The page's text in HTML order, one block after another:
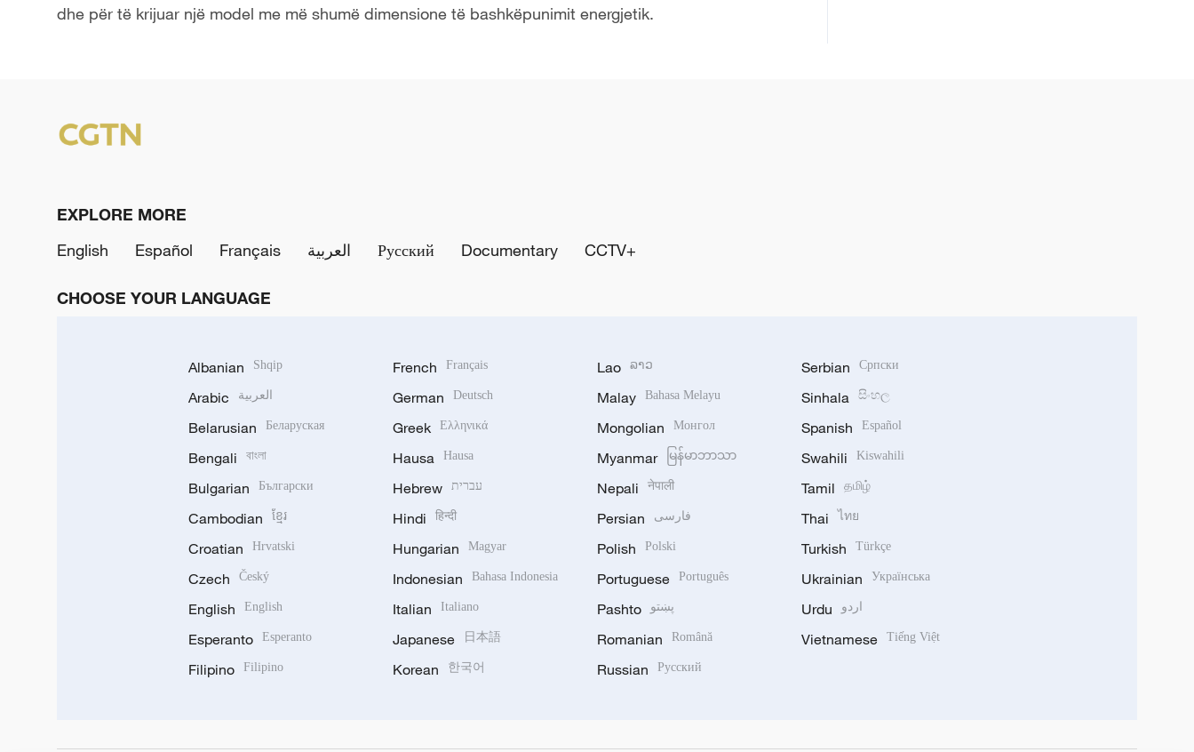
dhe për të krijuar një model me më shumë dimensione të bashkëpunimit energjetik.
EXPLORE MORE
English
Español Français العربية Русский Documentary CCTV+
CHOOSE YOUR LANGUAGE
Albanian Shqip
Arabic العربية
Belarusian Беларуская
Bengali বাংলা
Bulgarian Български
Cambodian ខ្មែរ
Croatian Hrvatski
Czech Český
English English
Esperanto Esperanto
Filipino Filipino
French Français
German Deutsch
Greek Ελληνικά
Hausa Hausa
Hebrew עברית
Hindi हिन्दी
Hungarian Magyar
Indonesian Bahasa Indonesia
Italian Italiano
Japanese 日本語
Korean 한국어
Lao ລາວ
Malay Bahasa Melayu
Mongolian Монгол
Myanmar မြန်မာဘာသာ
Nepali नेपाली
Persian فارسی
Polish Polski
Portuguese Português
Pashto پښتو
Romanian Română
Russian Русский
Serbian Српски
Sinhala සිංහල
Spanish Español
Swahili Kiswahili
Tamil தமிழ்
Thai ไทย
Turkish Türkçe
Ukrainian Українська
Urdu اردو
Vietnamese Tiếng Việt